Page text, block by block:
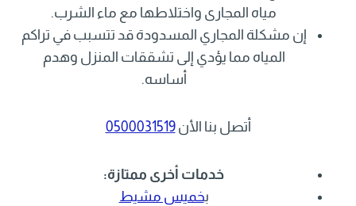
مياه المجارى واختلاطها مع ماء الشرب.
إن مشكلة المجاري المسدودة قد تتسبب في تراكم
المياه مما يؤدي إلى تشققات المنزل وهدم
أساسه.
أتصل بنا الأن0500031519
خدمات أخرى ممتازة:
بخميس مشيط